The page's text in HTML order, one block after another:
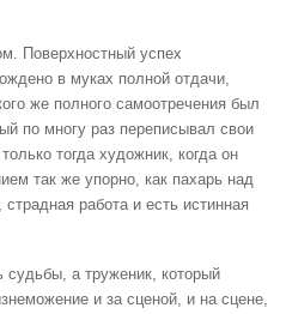
Поверхностный успех
в муках полной отдачи,
же полного самоотречения был
по многу раз переписывал свои
тогда художник, когда он
так же упорно, как пахарь над
работа и есть истинная
судьбы, а труженик, который
и за сценой, и на сцене,